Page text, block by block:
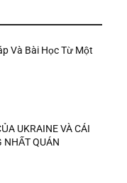
Và Bài Học Từ Một
UKRAINE VÀ CÁI
NHẤT QUÁN